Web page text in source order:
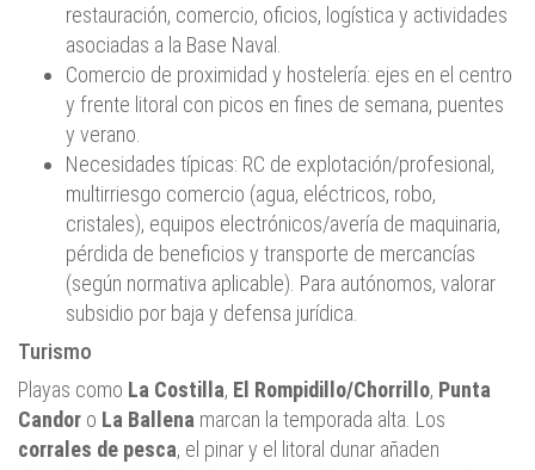
restauración, comercio, oficios, logística y actividades
asociadas a la Base Naval.
Comercio de proximidad y hostelería: ejes en el centro
y frente litoral con picos en fines de semana, puentes
y verano.
Necesidades típicas: RC de explotación/profesional,
multirriesgo comercio (agua, eléctricos, robo,
cristales), equipos electrónicos/avería de maquinaria,
pérdida de beneficios y transporte de mercancías
(según normativa aplicable). Para autónomos, valorar
subsidio por baja y defensa jurídica.
Turismo
Playas como La Costilla, El Rompidillo/Chorrillo, Punta
Candor o La Ballena marcan la temporada alta. Los
corrales de pesca, el pinar y el litoral dunar añaden